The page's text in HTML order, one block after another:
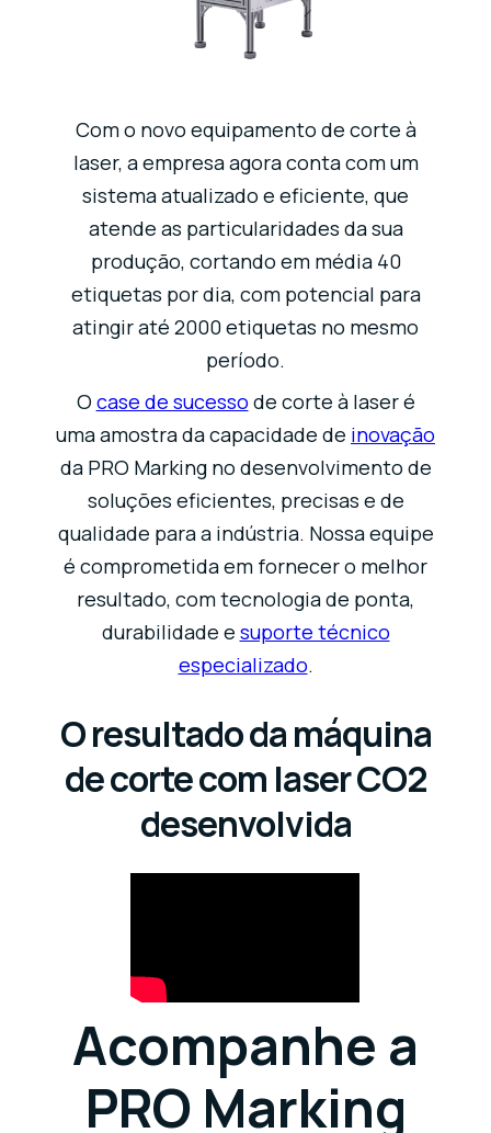
Com o novo equipamento de corte à
laser, a empresa agora conta com um
sistema atualizado e eficiente, que
atende as particularidades da sua
produção, cortando em média 40
etiquetas por dia, com potencial para
atingir até 2000 etiquetas no mesmo
período.
O case de sucesso de corte à laser é
uma amostra da capacidade de inovação
da PRO Marking no desenvolvimento de
soluções eficientes, precisas e de
qualidade para a indústria. Nossa equipe
é comprometida em fornecer o melhor
resultado, com tecnologia de ponta,
durabilidade e suporte técnico
especializado.
O resultado da máquina
de corte com laser CO2
desenvolvida
Acompanhe a
PRO Marking